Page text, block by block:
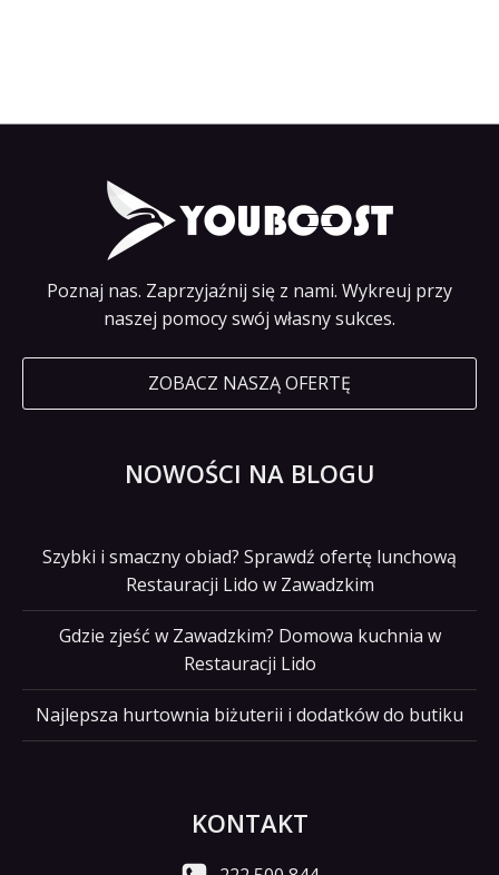
Poznaj nas. Zaprzyjaźnij się z nami. Wykreuj przy
naszej pomocy swój własny sukces.
ZOBACZ NASZĄ OFERTĘ
NOWOŚCI NA BLOGU
Szybki i smaczny obiad? Sprawdź ofertę lunchową
Restauracji Lido w Zawadzkim
Gdzie zjeść w Zawadzkim? Domowa kuchnia w
Restauracji Lido
Najlepsza hurtownia biżuterii i dodatków do butiku
KONTAKT